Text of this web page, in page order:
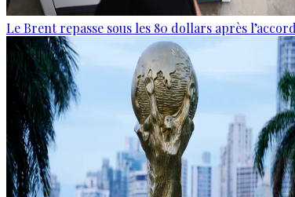
Le Brent repasse sous les 80 dollars après